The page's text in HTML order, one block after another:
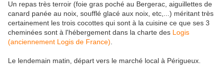
Un repas très terroir (foie gras poché au Bergerac, aiguillettes de
canard panée au noix, soufflé glacé aux noix, etc,...) méritant très
certainement les trois cocottes qui sont à la cuisine ce que ses 3
cheminées sont à l'hébergement dans la charte des Logis
(anciennement Logis de France)
Le lendemain matin, départ vers le marché local à Périgueux.